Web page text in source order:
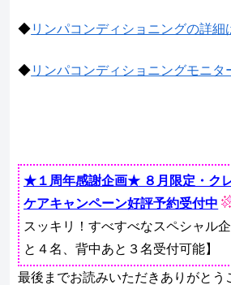
◆リンパコンディショニングの詳細
◆リンパコンディショニングモニ
★１周年感謝企画★ ８月限定・ク
ケアキャンペーン好評予約受付中
スッキリ！すべすべなスペシャル
と４名、背中あと３名受付可能】
最後までお読みいただきありがとう